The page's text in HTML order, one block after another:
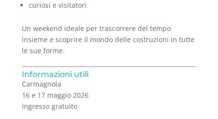
curiosi e visitatori
Un weekend ideale per trascorrere del tempo
insieme e scoprire il mondo delle costruzioni in tutte
le sue forme.
Informazioni utili
Carmagnola
16 e 17 maggio 2026
Ingresso gratuito